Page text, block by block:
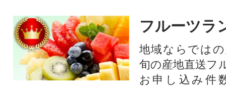
フルーツラ
地域ならでは
旬の産地直送フ
お申し込み件